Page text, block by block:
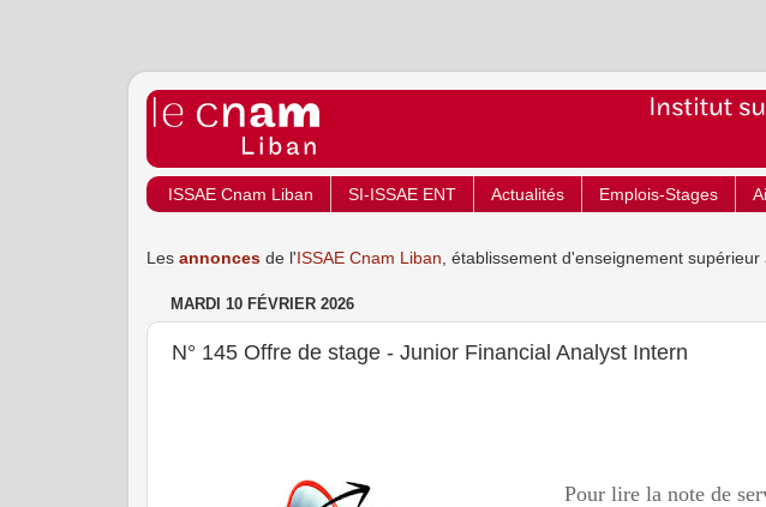
ISSAE Cnam Liban SI-ISSAE ENT Actualités Emplois-Stages
Les annonces de l' ISSAE Cnam Liban , établissement d'enseignement supérieur
MARDI 10 FÉVRIER 2026
N° 145 Offre de stage - Junior Financial Analyst Intern
Pour lire la note de